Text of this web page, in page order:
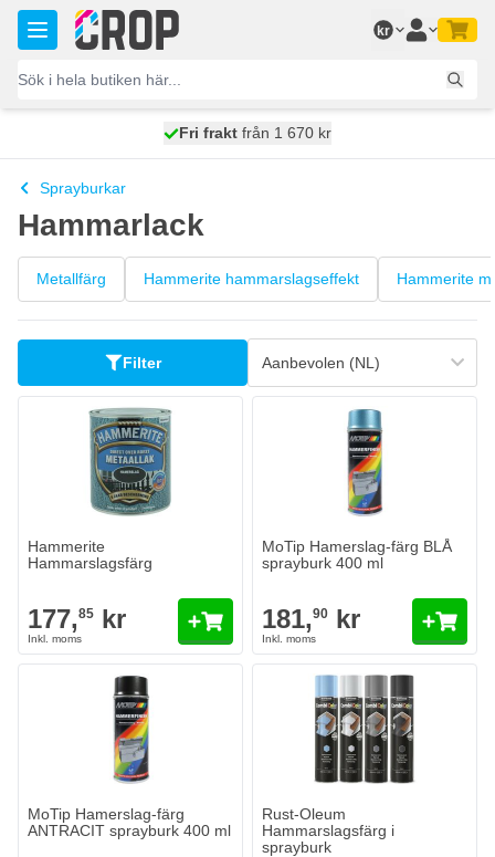
Hoppa till innehållet
kr
skickas idag
Fri frakt från 1 670 kr
100 dagars
Sprayburkar
Hammarlack
Metallfärg Hammerite hammarslagseffekt Hammerite
Filter
Hammerite Hammarslagsfärg
I lagerkr
Lägg till i kundvagn
Hammerite
Hammarslagsfärg
177,85 kr
MoTip Hamerslag-färg BLÅ
sprayburk 400 ml
181,90 kr
MoTip Hamerslag-färg
ANTRACIT sprayburk 400 ml
Rust-Oleum Hammarslagsfärg i
I lager
Config Color
kr
Lägg till i
Rust-Oleum
Hammarslagsfärg i
sprayburk